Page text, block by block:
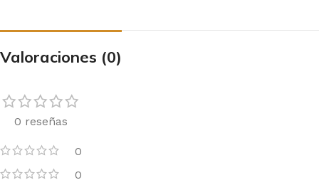
Valoraciones (0)
0 reseñas
0
0